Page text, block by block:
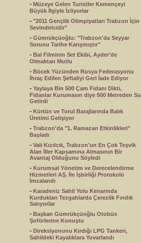
- Müzeye Gelen Turistler Kemençeyi
Büyük İlgiyle İzliyorlar
- "2011 Gençlik Olimpiyatları Trabzon İçin
Sevindiricidir"
- Gümrükçüoğlu: "Trabzon'da Seyyar
Sorunu Tarihe Karışmıştır"
- Bal Filminin Set Ekibi, Ayder'de
Olmaktan Mutlu
- Böcek Yüzünden Rusya Federasyonu
İhraç Edilen Şeftaliyi Geri İade Ediyor
- Yaylaya Bin 500 Çam Fidanı Dikti,
Fidanlar Kurumasın diye 500 Metreden Su
Getirdi
- Kürtün ve Torul Barajlarında Balık
Üretimi Gelişiyor
- Trabzon'da "1. Ramazan Etkinlikleri"
Başladı
- Vali Kızılcık, Trabzon'un En Çok Teşvik
Alan İller Kapsamına Almasının Bir
Avantaj Olduğunu Söyledi
- Kurumsal Yönetim ve Derecelendirme
Hizmetleri AŞ. İle İşbirliği Protokolü
İmzalandı
- Karadeniz Sahil Yolu Kenarında
Kurdukları Tezgahlarda Çerezlik Fındık
Satıyorlar
- Başkan Gümrükçüoğlu Otobüs
Şoförlerine Konuştu
- Direksiyonunu Kırdığı LPG Tankeri,
Sahildeki Kayalıklara Yuvarlandı